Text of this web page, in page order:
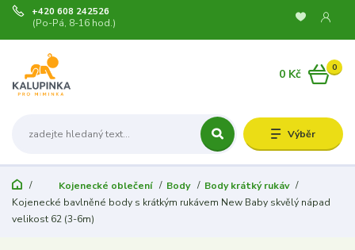
Výběr
+420 608 242526
(Po-Pá, 8-16 hod.)
0
0 Kč
Kojenecké oblečení Body
Body krátký rukáv
Kojenecké bavlněné body s krátkým rukávem New Baby skvělý nápad
velikost 62 (3-6m)